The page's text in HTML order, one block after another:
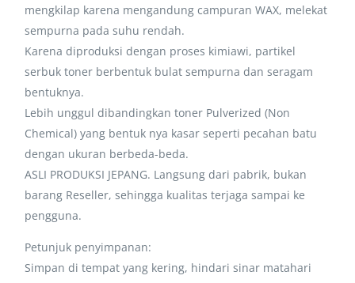
mengkilap karena mengandung campuran WAX, melekat
sempurna pada suhu rendah.
Karena diproduksi dengan proses kimiawi, partikel
serbuk toner berbentuk bulat sempurna dan seragam
bentuknya.
Lebih unggul dibandingkan toner Pulverized (Non
Chemical) yang bentuk nya kasar seperti pecahan batu
dengan ukuran berbeda-beda.
ASLI PRODUKSI JEPANG. Langsung dari pabrik, bukan
barang Reseller, sehingga kualitas terjaga sampai ke
pengguna.
Petunjuk penyimpanan:
Simpan di tempat yang kering, hindari sinar matahari